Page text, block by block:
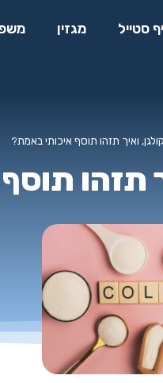
סטייל מגזין
ואיך תזהו תוסף איכותי באמת?
תזהו